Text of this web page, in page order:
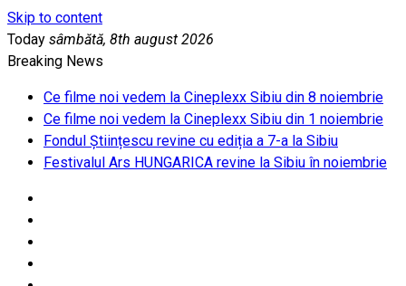
Skip to content
Today sâmbătă, 8th august 2026
Breaking News
Ce filme noi vedem la Cineplexx Sibiu din 8 noiembrie
Ce filme noi vedem la Cineplexx Sibiu din 1 noiembrie
Fondul Științescu revine cu ediția a 7-a la Sibiu
Festivalul Ars HUNGARICA revine la Sibiu în noiembrie